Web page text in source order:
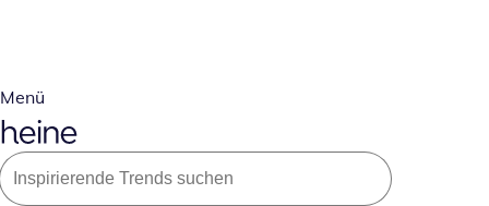
Menü